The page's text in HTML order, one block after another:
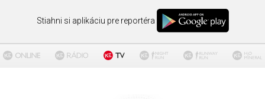
Stiahni si aplikáciu pre reportéra